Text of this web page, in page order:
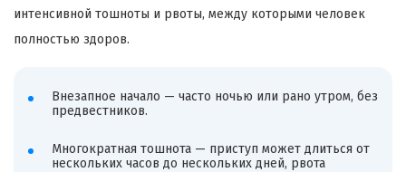
интенсивной тошноты и рвоты, между которыми человек
полностью здоров.
Внезапное начало — часто ночью или рано утром, без
предвестников.
Многократная тошнота — приступ может длиться от
нескольких часов до нескольких дней, рвота